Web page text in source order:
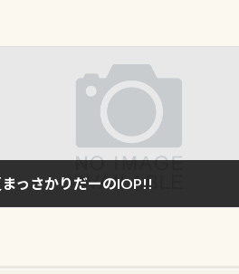
っさかりだーのIOP!!